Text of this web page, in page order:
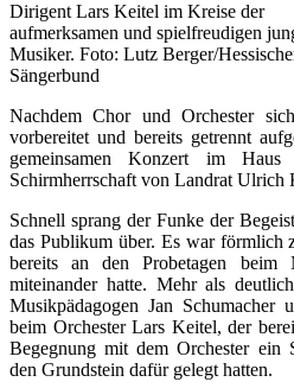
Dirigent Lars Keitel im Kreise der
aufmerksamen und spielfreudigen
Musiker. Foto: Lutz Berger/
Sängerbund
Nachdem Chor und Orchester
vorbereitet und bereits getrennt
gemeinsamen Konzert im
Schirmherrschaft von Landrat Ulrich
Schnell sprang der Funke der
das Publikum über. Es war förmlich
bereits an den Probetagen beim
miteinander hatte. Mehr als
Musikpädagogen Jan Schumacher
beim Orchester Lars Keitel, der
Begegnung mit dem Orchester ein
den Grundstein dafür gelegt hatten.